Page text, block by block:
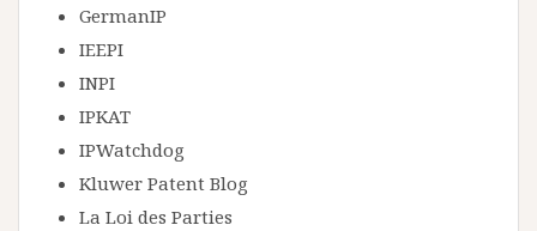
GermanIP
IEEPI
INPI
IPKAT
IPWatchdog
Kluwer Patent Blog
La Loi des Parties